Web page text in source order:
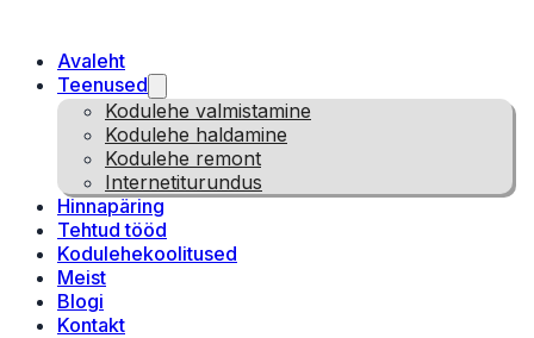
Avaleht
Teenused
Kodulehe valmistamine
Kodulehe haldamine
Kodulehe remont
Internetiturundus
Hinnapäring
Tehtud tööd
Kodulehekoolitused
Meist
Blogi
Kontakt